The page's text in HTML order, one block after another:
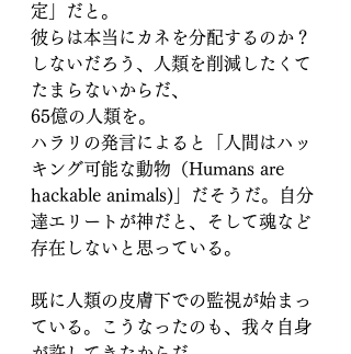
定」だと。
彼らは本当にカネを分配するのか？
しないだろう、人類を削減したくて
たまらないからだ、
65億の人類を。
ハラリの発言によると「人間はハッ
キング可能な動物（Humans are
hackable animals)」だそうだ。自分
達エリートが神だと、そして魂など
存在しないと思っている。
既に人類の皮膚下での監視が始まっ
ている。こうなったのも、我々自身